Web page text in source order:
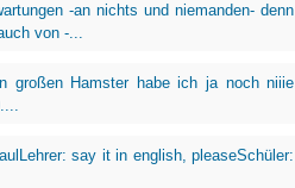
-an nichts und niemanden- denn
von -...
großen Hamster habe ich ja noch niiie
say it in english, pleaseSchüler: